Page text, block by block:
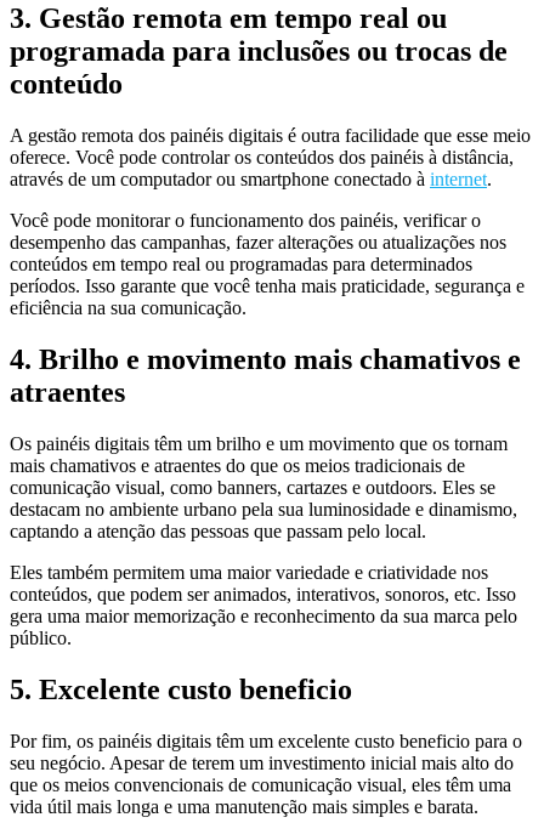
3. Gestão remota em tempo real ou
programada para inclusões ou trocas de
conteúdo
A gestão remota dos painéis digitais é outra facilidade que esse meio
oferece. Você pode controlar os conteúdos dos painéis à distância,
através de um computador ou smartphone conectado à internet.
Você pode monitorar o funcionamento dos painéis, verificar o
desempenho das campanhas, fazer alterações ou atualizações nos
conteúdos em tempo real ou programadas para determinados
períodos. Isso garante que você tenha mais praticidade, segurança e
eficiência na sua comunicação.
4. Brilho e movimento mais chamativos e
atraentes
Os painéis digitais têm um brilho e um movimento que os tornam
mais chamativos e atraentes do que os meios tradicionais de
comunicação visual, como banners, cartazes e outdoors. Eles se
destacam no ambiente urbano pela sua luminosidade e dinamismo,
captando a atenção das pessoas que passam pelo local.
Eles também permitem uma maior variedade e criatividade nos
conteúdos, que podem ser animados, interativos, sonoros, etc. Isso
gera uma maior memorização e reconhecimento da sua marca pelo
público.
5. Excelente custo beneficio
Por fim, os painéis digitais têm um excelente custo beneficio para o
seu negócio. Apesar de terem um investimento inicial mais alto do
que os meios convencionais de comunicação visual, eles têm uma
vida útil mais longa e uma manutenção mais simples e barata.